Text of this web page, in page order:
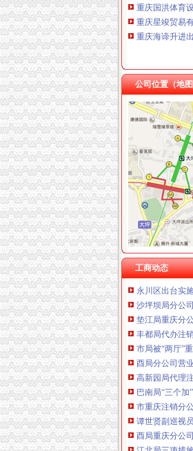
重庆星竣贸易
重庆海谛升进
重庆奕欣锦诚
重庆信同广告
重庆三虹房地
重庆宝鹰汽车
公司位置（地
工商动态
工商动态
全市代理注销
高新区局围绕“
国家工商总局
万州局重庆分
郭翔副局长、
北碚局代理注
永川局重庆分
永川区出台实
沙坪坝局分公
垫江局重庆分
丰都局代办注
市局被“两厅”
酉局分公司营
高新园局代理
巴南局“三个加
市重庆注销分
谭世贤副巡视
酉局重庆分公
江北局三项措